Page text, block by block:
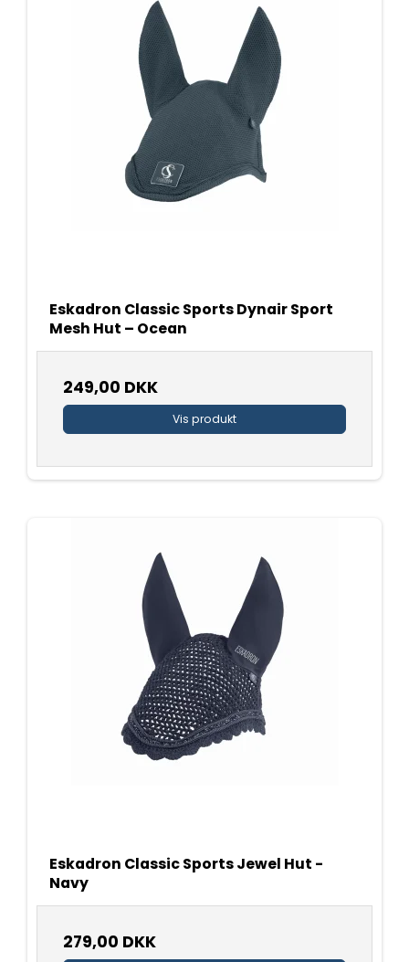
Eskadron Classic Sports Dynair Sport
Mesh Hut – Ocean
249,00 DKK
Vis produkt
Eskadron Classic Sports Jewel Hut -
Navy
279,00 DKK